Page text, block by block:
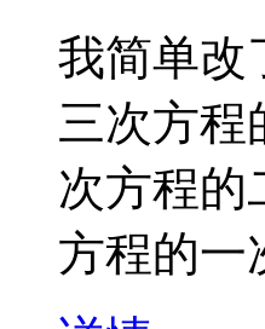
我简单改
三次方程
次方程的
方程的一